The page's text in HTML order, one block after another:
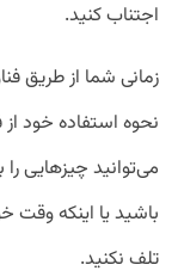
اجتناب کنید.
زمانی شما از طریق
نحوه استفاده خود از
می‌توانید چیزهایی را
باشید یا اینکه وقت
تلف نکنید.